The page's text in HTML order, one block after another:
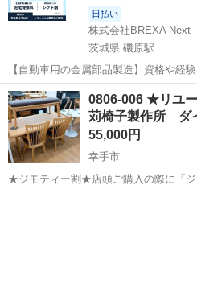
日払い
株式会社BREXA Next
茨城県 磯原駅
【自動車用の金属部品製造】資格や経
費会社負担／正社員登用のチャンスあ
勤OK《茨城県茨城市》 人気の工場のお仕事 ◇トラックの金属部品の
製造◇ ★トラックの金属...
茨城 北茨城市 磯原駅 その他
0806-006 ★リユ
苅椅子製作所 ダ
55,000円
幸手市
★ジモティー割★店頭ご購入の際に「